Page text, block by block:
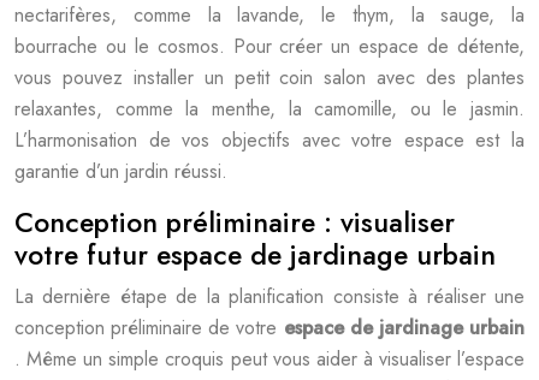
nectarifères, comme la lavande, le thym, la sauge, la
bourrache ou le cosmos. Pour créer un espace de détente,
vous pouvez installer un petit coin salon avec des plantes
relaxantes, comme la menthe, la camomille, ou le jasmin.
L’harmonisation de vos objectifs avec votre espace est la
garantie d’un jardin réussi.
Conception préliminaire : visualiser
votre futur espace de jardinage urbain
La dernière étape de la planification consiste à réaliser une
conception préliminaire de votre espace de jardinage urbain
. Même un simple croquis peut vous aider à visualiser l’espace